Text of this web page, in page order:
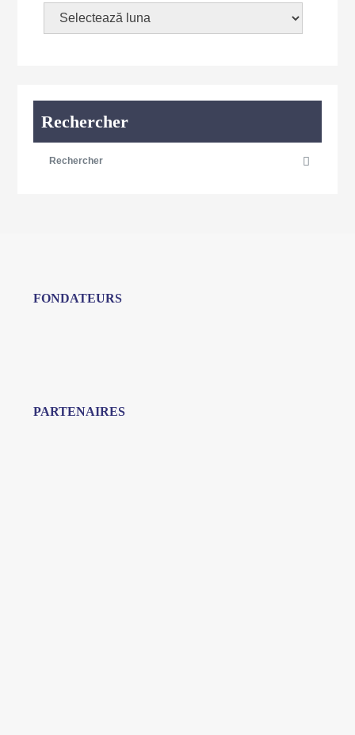
Rechercher
FONDATEURS
PARTENAIRES